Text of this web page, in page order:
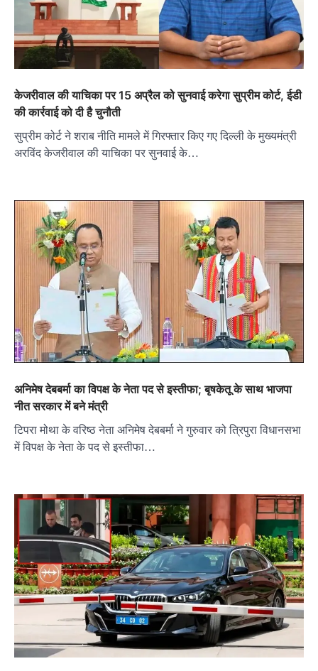
केजरीवाल की याचिका पर 15 अप्रैल को सुनवाई करेगा सुप्रीम कोर्ट, ईडी
की कार्रवाई को दी है चुनौती
सुप्रीम कोर्ट ने शराब नीति मामले में गिरफ्तार किए गए दिल्ली के मुख्यमंत्री
अरविंद केजरीवाल की याचिका पर सुनवाई के…
अनिमेष देबबर्मा का विपक्ष के नेता पद से इस्तीफा; बृषकेतू के साथ भाजपा
नीत सरकार में बने मंत्री
टिपरा मोथा के वरिष्ठ नेता अनिमेष देबबर्मा ने गुरुवार को त्रिपुरा विधानसभा
में विपक्ष के नेता के पद से इस्तीफा…